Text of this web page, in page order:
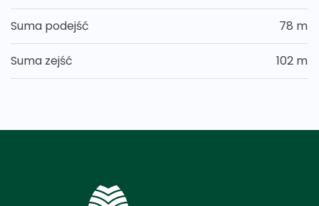
Suma podejść 78 m
Suma zejść 102 m